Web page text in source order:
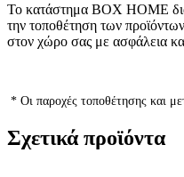
Το κατάστημα BOX HOME
την τοποθέτηση των
στον χώρο σας με ασφάλεια
* Οι παροχές τοποθέτησης και
Σχετικά προϊόντα